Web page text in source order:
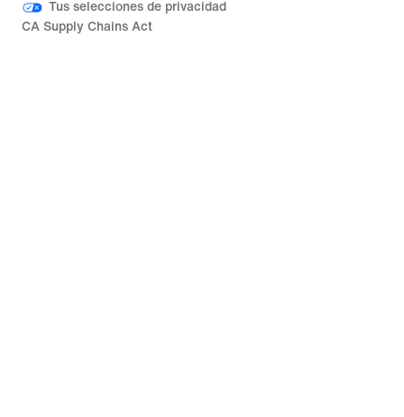
Tus selecciones de privacidad
CA Supply Chains Act